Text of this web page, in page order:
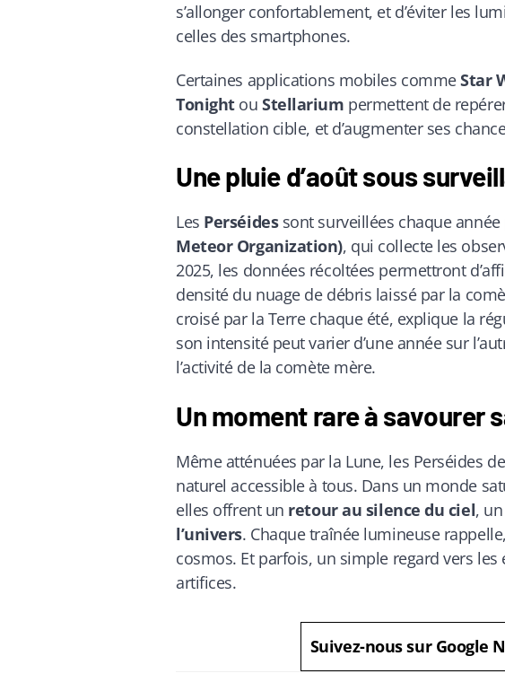
s’allonger confortablement, et d’éviter les
celles des smartphones.
Certaines applications mobiles commeStar
TonightouStellarium permettent de
constellation cible, et d’augmenter ses
Une pluie d’août sous
Les Perséidessont surveillées chaque année
Meteor Organization), qui collecte les
2025, les données récoltées permettront
densité du nuage de débris laissé par la
croisé par la Terre chaque été, explique la
son intensité peut varier d’une année sur
l’activité de la comète mère.
Un moment rare à savourer
Même atténuées par la Lune, les Perséides
naturel accessible à tous. Dans un monde
elles offrent un retour au silence du ciel, un
l’univers. Chaque traînée lumineuse
cosmos. Et parfois, un simple regard vers
artifices.
Suivez-nous sur Google